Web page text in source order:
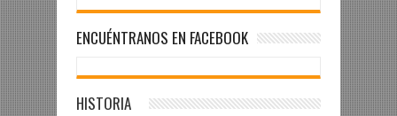
ENCUÉNTRANOS EN FACEBOOK
HISTORIA